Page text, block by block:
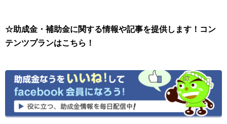
☆助成金・補助金に関する情報や記事を提供します！コン
テンツプランはこちら！